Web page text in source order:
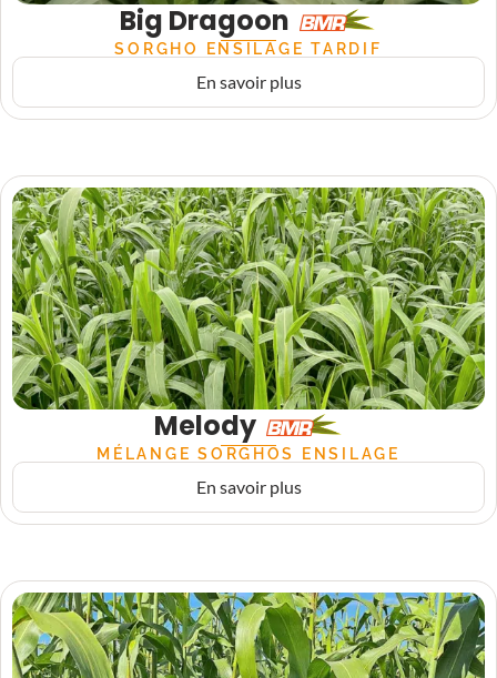
Big Dragoon
SORGHO ENSILAGE TARDIF
En savoir plus
Melody
MÉLANGE SORGHOS ENSILAGE
En savoir plus